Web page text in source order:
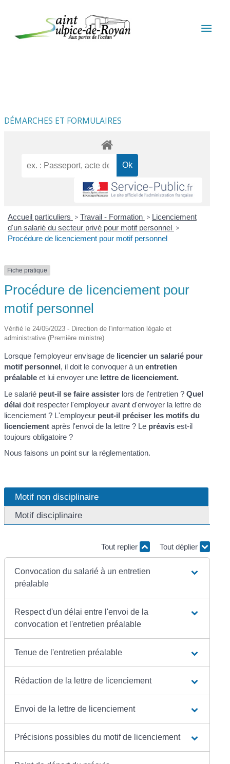
DÉMARCHES ET FORMULAIRES
Accueil particuliers > Travail - Formation > Licenciement
d'un salarié du secteur privé pour motif personnel >
Procédure de licenciement pour motif personnel
Fiche pratique
Procédure de licenciement pour
motif personnel
Vérifié le 24/05/2023 - Direction de l'information légale et
administrative (Première ministre)
Lorsque l'employeur envisage de licencier un salarié pour
motif personnel, il doit le convoquer à unentretien
préalable et lui envoyer une lettre de licenciement.
Le salarié peut-il se faire assister lors de l'entretien ? Quel
délai doit respecter l'employeur avant d'envoyer la lettre de
licenciement ? L'employeur peut-il préciser les motifs du
licenciement après l'envoi de la lettre ? Le préavis est-il
toujours obligatoire ?
Nous faisons un point sur la réglementation.
Motif non disciplinaire
Motif disciplinaire
Tout replier Tout déplier
Convocation du salarié à un entretien
préalable
Respect d'un délai entre l'envoi de la
convocation et l'entretien préalable
Tenue de l'entretien préalable
Rédaction de la lettre de licenciement
Envoi de la lettre de licenciement
Précisions possibles du motif de licenciement